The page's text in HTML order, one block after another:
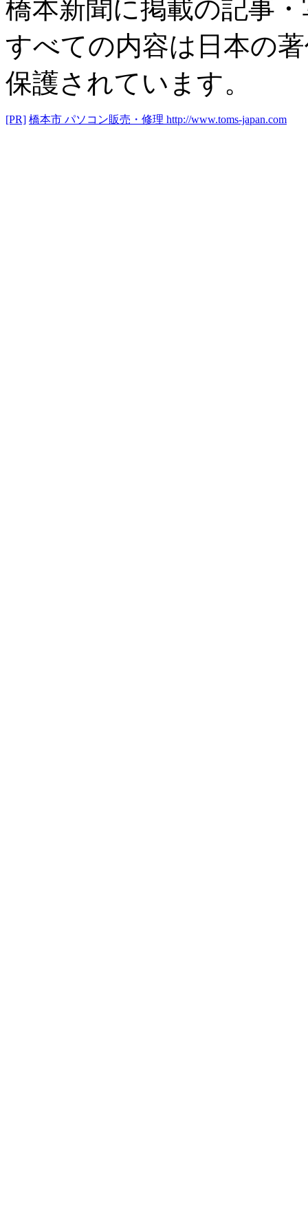
橋本新聞に掲載の記事
すべての内容は日本の
保護されています。
[PR] 橋本市 パソコン販売・修理 http://www.toms-japan.com